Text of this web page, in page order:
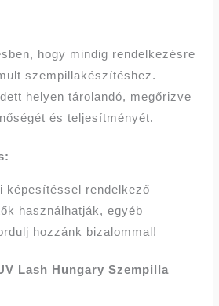
hogy mindig rendelkezésre
szempillakészítéshez.
helyen tárolandó, megőrizve
és teljesítményét.
képesítéssel rendelkező
használhatják, egyéb
hozzánk bizalommal!
Lash Hungary Szempilla